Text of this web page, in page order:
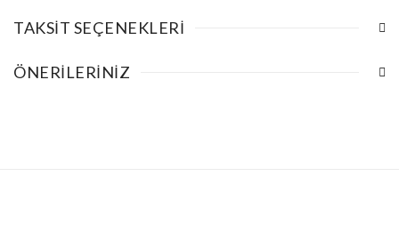
TAKSIT SEÇENEKLERI
ÖNERILERINIZ